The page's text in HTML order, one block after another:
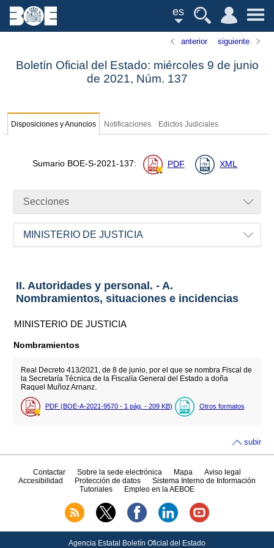
es
anterior siguiente
Boletín Oficial del Estado: miércoles 9 de junio
de 2021, Núm. 137
Disposiciones y Anuncios Notificaciones Edictos Judiciales
Sumario BOE-S-2021-137: PDF XML
Secciones
MINISTERIO DE JUSTICIA
II. Autoridades y personal. - A.
Nombramientos, situaciones e incidencias
MINISTERIO DE JUSTICIA
Nombramientos
Real Decreto 413/2021, de 8 de junio, por el que se nombra Fiscal de
la Secretaría Técnica de la Fiscalía General del Estado a doña
Raquel Muñoz Arnanz.
PDF (BOE-A-2021-9570 - 1 pág. - 209 KB) Otros formatos
subir
Contactar Sobre la sede electrónica Mapa
Aviso legal
Accesibilidad
Protección de datos
Sistema Interno de Información
Tutoriales
Empleo en la AEBOE
Agencia Estatal Boletín Oficial del Estado